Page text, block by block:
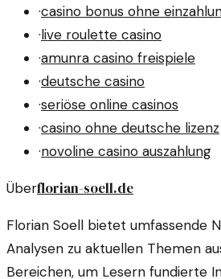
·casino bonus ohne
·live roulette casino
·amunra casino freispiele
·deutsche casino
·seriöse online casinos
·casino ohne deutsche lizenz
·novoline casino auszahlung
Überflorian-soell.de
Florian Soell bietet umfassende
Analysen zu aktuellen Themen
Bereichen, um Lesern fundierte